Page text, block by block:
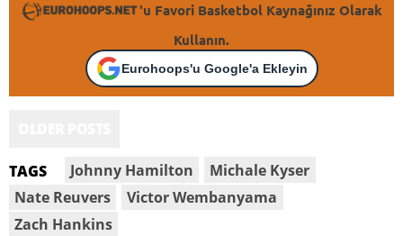
'u Favori Basketbol Kaynağınız Olarak
Kullanın.
Eurohoops'u Google'a Ekleyin
TAGS Johnny Hamilton
Michale Kyser
Nate Reuvers
Victor Wembanyama
Zach Hankins